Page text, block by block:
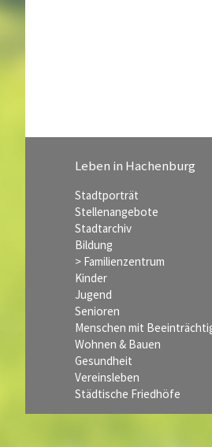
Leben in Hachenburg
Stadtporträt
Stellenangebote
Stadtarchiv
Bildung
> Familienzentrum
Kinder
Jugend
Senioren
Menschen mit
Wohnen & Bauen
Gesundheit
Vereinsleben
Städtische Friedhöfe